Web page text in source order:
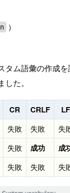
）
タム語彙の作成
た。
CR CRLF
LF
失敗 失敗 失
失敗 成功
成
失敗 失敗 失